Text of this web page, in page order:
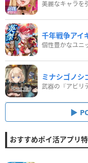
美麗なキャラを
千年戦争アイ
個性豊かなユニ
ミナシゴノシ
おすすめポイ活アプリ